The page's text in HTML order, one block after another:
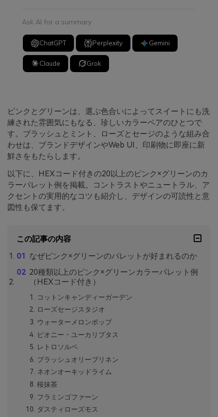
Ask AI for a summary
ChatGPT Perplexity Gemini
Claude Grok
ピンクとグリーンは、選ぶ色合いによってスイートにも洗
練された雰囲気にもなる、珍しいカラーペアのひとつで
す。ブラッシュとミント、ローズとセージのような組み合
わせは、ブランドデザインやWeb UI、印刷物に即座に新
鮮さをもたらします。
以下に、HEXコード付きの20以上のピンク×グリーンのカ
ラーパレット例を掲載。コントラストやニュートラル、ア
クセントの実用的なコツも紹介し、デザインの可読性と意
図性も保てます。
この記事の内容
なぜピンク×グリーンのパレットが好まれるのか
20種類以上のピンク×グリーンカラーパレット例
（HEXコード付き）
コットンキャンディーガーデン
ローズセージスタジオ
ウォーターメロンポップ
ピオニー・ユーカリプタス
レトロソルベ
ブラッシュオリーブリネン
ネオンオーキッドライム
桜抹茶
フラミンゴファーン
ダスティローズモス